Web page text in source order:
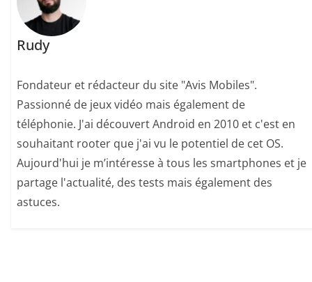
Rudy
Fondateur et rédacteur du site "Avis Mobiles".
Passionné de jeux vidéo mais également de
téléphonie. J'ai découvert Android en 2010 et c'est en
souhaitant rooter que j'ai vu le potentiel de cet OS.
Aujourd'hui je m’intéresse à tous les smartphones et je
partage l'actualité, des tests mais également des
astuces.